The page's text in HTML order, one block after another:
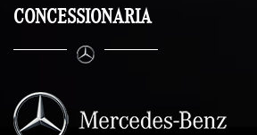
CONCESSIONARIA